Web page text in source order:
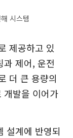
시스템
제공하고 있
과 제어, 운전
더 큰 용량의
개발을 이어가
설계에 반영되